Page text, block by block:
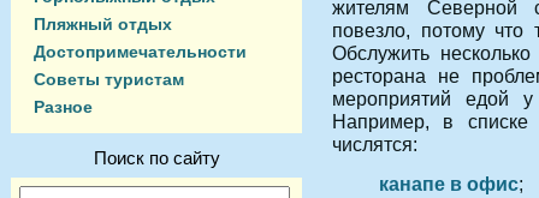
Пляжный отдых
Достопримечательности
Советы туристам
Разное
Поиск по сайту
жителям Северной
повезло, потому что
Обслужить
ресторана не
мероприятий едой
Например, в списке
числятся:
канапе в офис;